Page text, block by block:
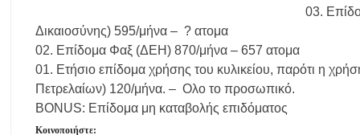
03.
Δικαιοσύνης) 595/μήνα – ? ατομα
02. Επίδομα Φαξ (ΔΕΗ) 870/μήνα – 657 ατομα
01. Ετήσιο επίδομα χρήσης του κυλικείου, παρότι η
Πετρελαίων) 120/μήνα. – Ολο το προσωπικό.
BONUS: Επίδομα μη καταβολής επιδόματος
Κοινοποιήστε: